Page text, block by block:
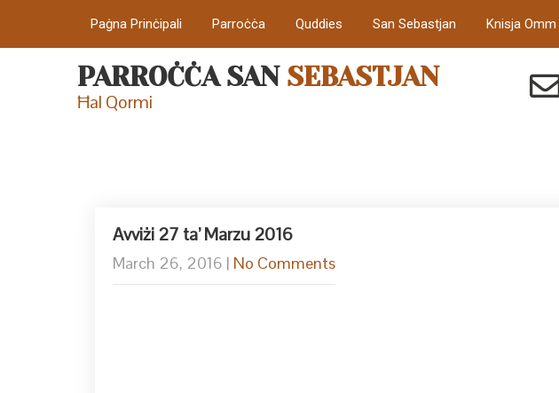
Paġna Prinċipali Parroċċa Quddies San Sebastjan Knisja Omm
PARROĊĊA SAN SEBASTJAN
Ħal Qormi
Avviżi 27 ta’ Marzu 2016
March 26, 2016 | No Comments